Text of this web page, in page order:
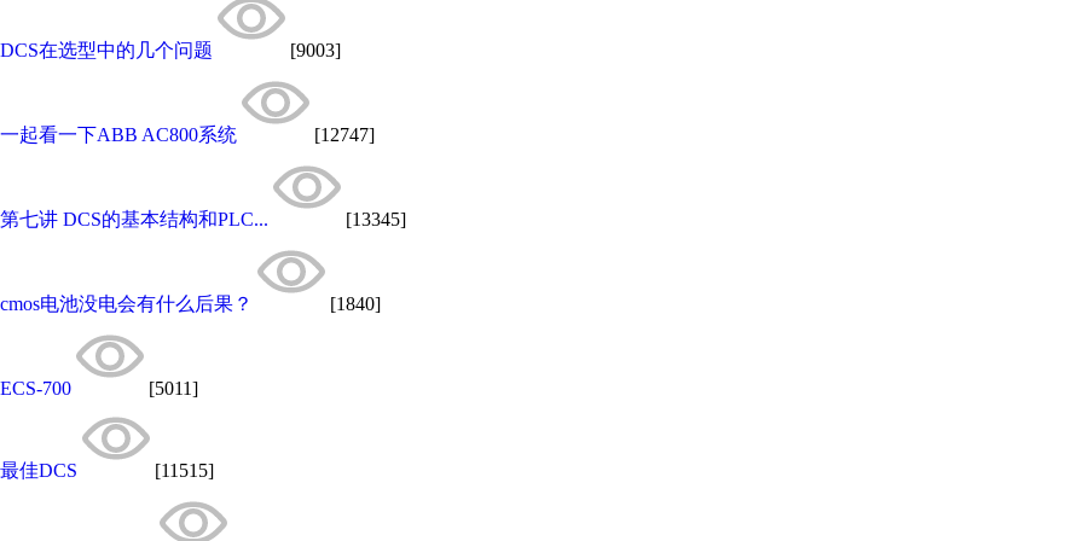
DCS在选型中的几个问题 [9003]
一起看一下ABB AC800系统 [12747]
第七讲 DCS的基本结构和PLC... [13345]
cmos电池没电会有什么后果？ [1840]
ECS-700 [5011]
最佳DCS [11515]